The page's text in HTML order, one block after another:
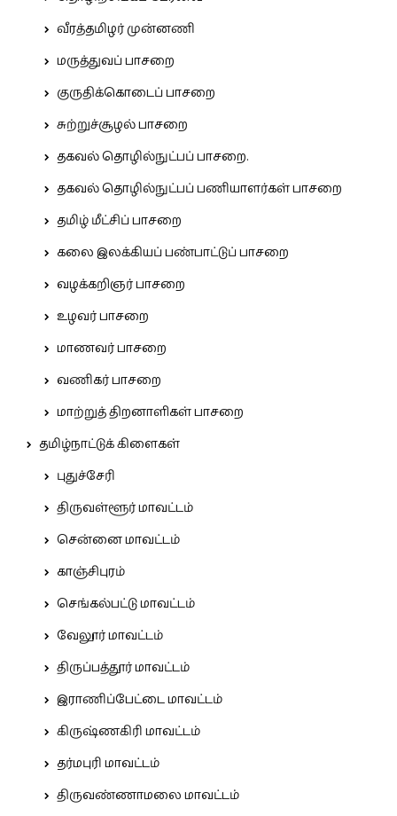
வீரத்தமிழர் முன்னணி
மருத்துவப் பாசறை
குருதிக்கொடைப் பாசறை
சுற்றுச்சூழல் பாசறை
தகவல் தொழில்நுட்பப் பாசறை.
தகவல் தொழில்நுட்பப் பணியாளர்கள் பாசறை
தமிழ் மீட்சிப் பாசறை
கலை இலக்கியப் பண்பாட்டுப் பாசறை
வழக்கறிஞர் பாசறை
உழவர் பாசறை
மாணவர் பாசறை
வணிகர் பாசறை
மாற்றுத் திறனாளிகள் பாசறை
தமிழ்நாட்டுக் கிளைகள்
புதுச்சேரி
திருவள்ளூர் மாவட்டம்
சென்னை மாவட்டம்
காஞ்சிபுரம்
செங்கல்பட்டு மாவட்டம்
வேலூர் மாவட்டம்
திருப்பத்தூர் மாவட்டம்
இராணிப்பேட்டை மாவட்டம்
கிருஷ்ணகிரி மாவட்டம்
தர்மபுரி மாவட்டம்
திருவண்ணாமலை மாவட்டம்